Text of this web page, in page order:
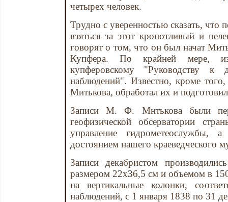
четырех человек.
Трудно с уверенностью сказать, что
взяться за этот кропотливый и
говорят о том, что он был начат
Купфера. По крайней мере,
купферовскому "Руководству к
наблюдений". Известно, кроме
Митькова, обработал их и
Записи М. Ф. Мнтькова были
геофизической обсерватории
управление
достоянием нашего краеведческого
Записи декабристом
размером 22х36,5 см и объемом в
на вертикальные колонки,
наблюдений, с 1 января 1838 по 31